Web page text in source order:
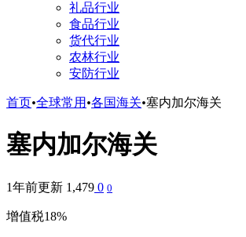
礼品行业
食品行业
货代行业
农林行业
安防行业
首页•全球常用 •各国海关•塞内加尔海关
塞内加尔海关
1年前更新 1,479 0 0
增值税18%